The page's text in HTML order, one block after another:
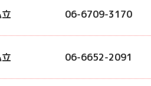
06-6709-3170
06-6652-2091